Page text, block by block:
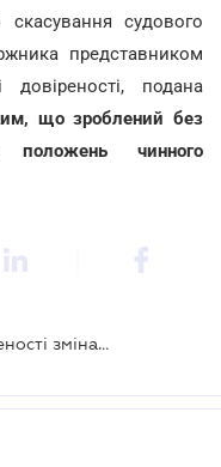
судового
представником
подана
що зроблений без
положень чинного
Чи призведе до припинення довіреності зміна найменування юридичної особи: позиція ВС